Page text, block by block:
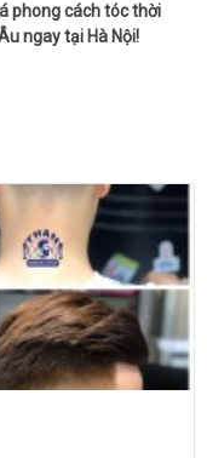
phong cách tóc thời
ngay tại Hà Nội!